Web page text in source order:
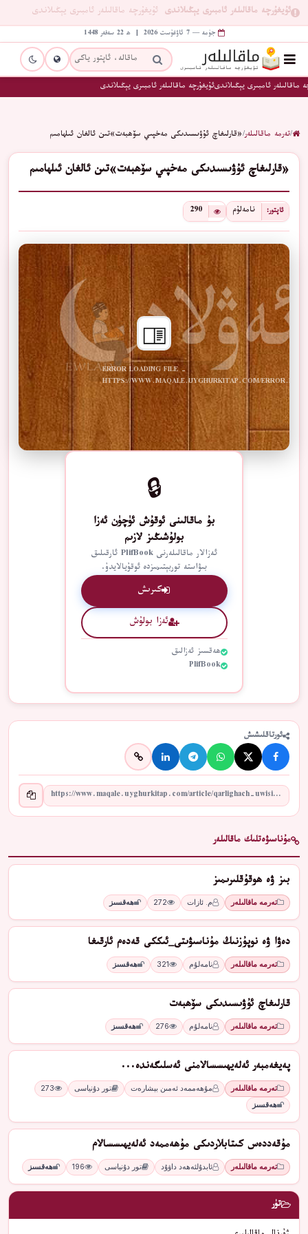
ئۇيغۇرچە ماقالىلەر ئامبىرى يېڭىلاندى ئۇيغۇرچە ماقالىلەر ئامبىرى يېڭىلاندى
جۈمە — 7 ئاۋغۇست 2026 | ھ 22 سەفەر 1448
ماقالىلەر ئامبىرى يېڭىلاندىئۇيغۇرچە ماقالىلەر ئامبىرى يېڭىلاندى
/تەرمە ماقالىلەر/«قارلىغاچ ئۇۋىسىدىكى مەخپىي سۆھبەت»تىن ئالغان ئىلھامىم
«قارلىغاچ ئۇۋىسىدىكى مەخپىي سۆھبەت»تىن ئالغان ئىلھامىم
ئاپتور: نامەلۇم 290
ERROR LOADING FILE -
HTTPS://WWW.MAQALE.UYGHURKITAP.COM/ERROR.PDF
🔒
بۇ ماقالىنى ئوقۇش ئۈچۈن ئەزا
بولۇشىڭىز لازىم
ئەزالار ماقالىلەرنى PlifBook ئارقىلىق
بىۋاستە توربېتىمىزدە ئوقۇيالايدۇ.
كىرىش
ئەزا بولۇش
ھەقسىز ئەزالىق
PlifBook
ئورتاقلىشىش
مۇناسىۋەتلىك ماقالىلەر
بىز ۋە ھوقۇقلىرىمىز
تەرمە ماقالىلەر م. ئازات 272 ھەقسىز
دەۋا ۋە نوپۇزنىڭ مۇناسىۋىتى_ئىككى قەدەم ئارقىغا
تەرمە ماقالىلەر نامەلۇم 321 ھەقسىز
قارلىغاچ ئۇۋىسىدىكى سۆھبەت
تەرمە ماقالىلەر نامەلۇم 276 ھەقسىز
پەيغەمبەر ئەلەيھىسسالامنى ئەسلىگەندە...
تەرمە ماقالىلەر مۇھەممەد ئەمىن بېشارەت تور دۇنياسى
273
ھەقسىز
مۇقەددەس كىتابلاردىكى مۇھەممەد ئەلەيھىسسالام
تەرمە ماقالىلەر ئابدۇلئەھەد داۋۇد تور دۇنياسى 196 ھەقسىز
تۈر